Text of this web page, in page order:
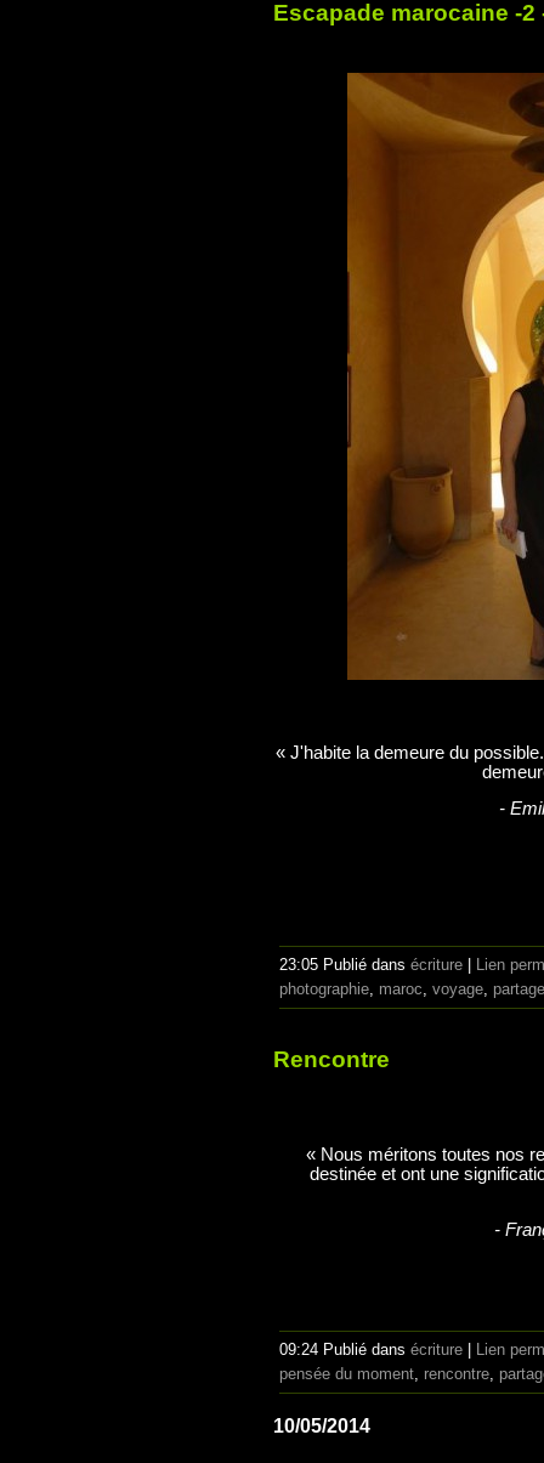
Escapade marocaine -2
« J'habite la demeure du
-
23:05 Publié dans écriture
Lien
photographie maroc voyage partage
Rencontre
« Nous méritons toutes nos
destinée et ont une
-
09:24 Publié dans écriture
Lien
pensée du moment rencontre
10/05/2014